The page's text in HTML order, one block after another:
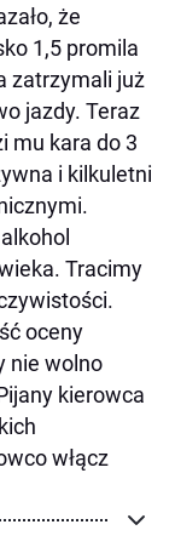
że
1,5 promila
zatrzymali już
jazdy. Teraz
mu kara do 3
i kilkuletni
Tracimy
oceny
nie wolno
kierowca
włącz